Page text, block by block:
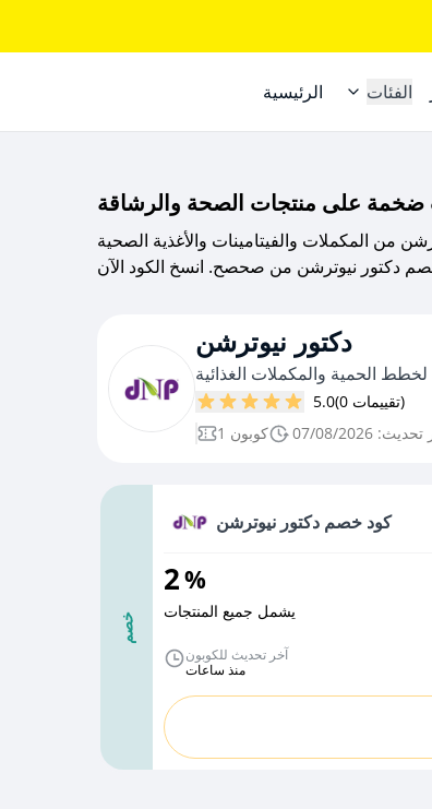
الرئيسية الفئات
على منتجات الصحة والرشاقة
المكملات والفيتامينات والأغذية الصحية
دكتور نيوترشن
لخطط الحمية والمكملات الغذائية
5.0
(0 تقييمات)
1 كوبون
07/08/2026
خصم
كود خصم دكتور نيوترشن
2%
يشمل جميع المنتجات
آخر تحديث للكوبون
منذ ساعات